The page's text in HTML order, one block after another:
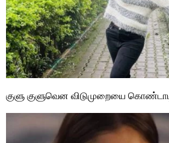
குளு குளுவென விடுமுறையை